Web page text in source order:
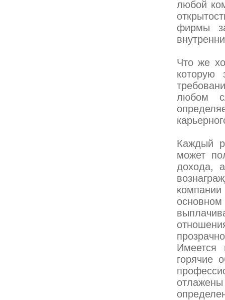
любой
фирмы
Что же
которую
любом
Каждый
может
дохода,
Имеется
горячие